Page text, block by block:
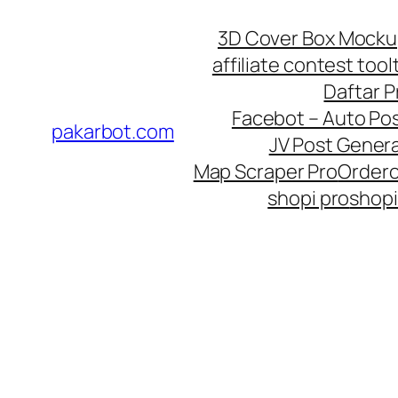
pakarbot.com
3D Cover Box
affiliate contest
Daftar
Facebot – Auto
JV Post
Map Scraper Pro
shopi pro